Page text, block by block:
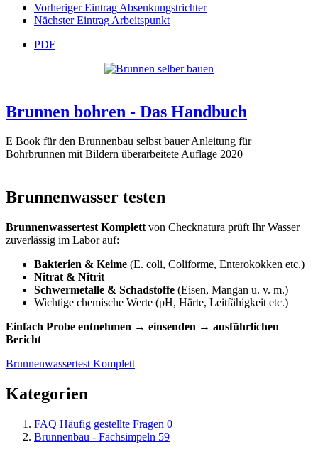
Vorheriger Eintrag Absenkungstrichter
Nächster Eintrag Arbeitspunkt
PDF
Brunnen bohren - Das Handbuch
E Book für den Brunnenbau selbst bauer Anleitung für
Bohrbrunnen mit Bildern überarbeitete Auflage 2020
Brunnenwasser testen
Brunnenwassertest Komplett von Checknatura prüft Ihr Wasser
zuverlässig im Labor auf:
Bakterien & Keime (E. coli, Coliforme, Enterokokken etc.)
Nitrat & Nitrit
Schwermetalle & Schadstoffe (Eisen, Mangan u. v. m.)
Wichtige chemische Werte (pH, Härte, Leitfähigkeit etc.)
Einfach Probe entnehmen → einsenden → ausführlichen
Bericht
Brunnenwassertest Komplett
Kategorien
FAQ Häufig gestellte Fragen 0
Brunnenbau - Fachsimpeln 59